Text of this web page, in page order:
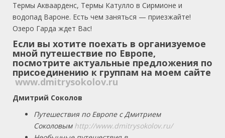
Термы Акваарденс, Термы Катулло в Сирмионе и
водопад Вароне. Есть чем заняться — приезжайте!
Озеро Гарда ждет Вас!
Если вы хотите поехать в организуемое
мной путешествие по Европе,
посмотрите актуальные предложения по
присоединению к группам на моем сайте
www.dmitrysokolov.ru
Дмитрий Соколов
Путешествия по Европе с Дмитрием
Соколовым http://www.dmitrysokolov.ru/